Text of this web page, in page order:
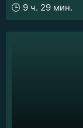
🕒 9 ч. 29 мин.